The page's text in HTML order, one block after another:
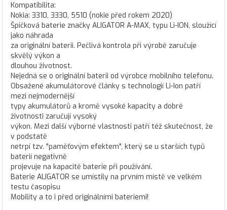
Kompatibilita:
Nokia: 3310, 3330, 5510 (nokie před rokem 2020)
Špičková baterie značky ALIGATOR A-MAX, typu Li-ION, sloužící
jako náhrada
za originální baterii. Pečlivá kontrola při výrobě zaručuje
skvělý výkon a
dlouhou životnost.
Nejedná se o originální baterii od výrobce mobilního telefonu.
Obsažené akumulátorové články s technologií Li-Ion patří
mezi nejmodernější
typy akumulátorů a kromě vysoké kapacity a dobré
životnosti zaručují vysoký
výkon. Mezi další výborné vlastnosti patří též skutečnost, že
v podstatě
netrpí tzv. "paměťovým efektem", který se u starších typů
baterií negativně
projevuje na kapacitě baterie při používání.
Baterie ALIGATOR se umístily na prvním místě ve velkém
testu časopisu
Mobility a to i před originálními bateriemi!